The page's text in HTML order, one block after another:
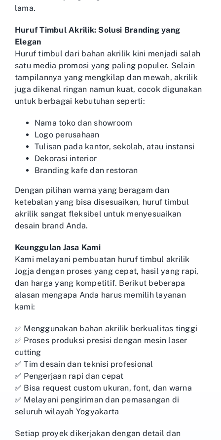
lama.
Huruf Timbul Akrilik: Solusi Branding yang
Elegan
Huruf timbul dari bahan akrilik kini menjadi salah
satu media promosi yang paling populer. Selain
tampilannya yang mengkilap dan mewah, akrilik
juga dikenal ringan namun kuat, cocok digunakan
untuk berbagai kebutuhan seperti:
Nama toko dan showroom
Logo perusahaan
Tulisan pada kantor, sekolah, atau instansi
Dekorasi interior
Branding kafe dan restoran
Dengan pilihan warna yang beragam dan
ketebalan yang bisa disesuaikan, huruf timbul
akrilik sangat fleksibel untuk menyesuaikan
desain brand Anda.
Keunggulan Jasa Kami
Kami melayani pembuatan huruf timbul akrilik
Jogja dengan proses yang cepat, hasil yang rapi,
dan harga yang kompetitif. Berikut beberapa
alasan mengapa Anda harus memilih layanan
kami:
✅ Menggunakan bahan akrilik berkualitas tinggi
✅ Proses produksi presisi dengan mesin laser
cutting
✅ Tim desain dan teknisi profesional
✅ Pengerjaan rapi dan cepat
✅ Bisa request custom ukuran, font, dan warna
✅ Melayani pengiriman dan pemasangan di
seluruh wilayah Yogyakarta
Setiap proyek dikerjakan dengan detail dan